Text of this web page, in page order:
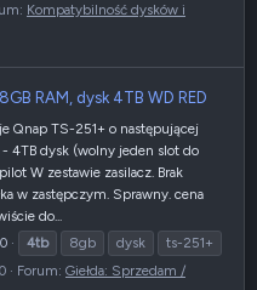
Kompatybilność dysków i
RAM, dysk 4TB WD RED
Qnap TS-251+ o następującej
4TB dysk (wolny jeden slot do
W zestawie zasilacz. Brak
w zastępczym. Sprawny. cena
do...
4tb 8gb dysk
ts-251+
Forum: Giełda: Sprzedam /